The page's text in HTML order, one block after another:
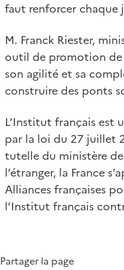
faut renforcer chaque
M. Franck Riester,
outil de promotion de
son agilité et sa
construire des ponts
L’Institut français est
par la loi du 27 juillet
tutelle du ministère
l’étranger, la France
Alliances françaises
l’Institut français
Partager la page